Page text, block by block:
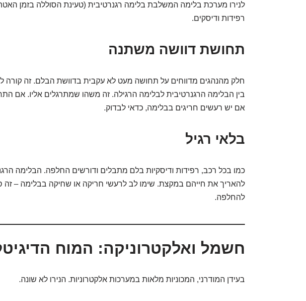
לנירו מערכת בלימה המשלבת בלימה רגנרטיבית (טעינת הסוללה בזמן
רפידות ודיסקים.
תחושת דוושה משתנה
חלק מהנהגים מדווחים על תחושה מעט לא עקבית בדוושת הבלם. זה קורה
בין הבלימה הרגנרטיבית לבלימה הרגילה. זה משהו שמתרגלים אליו. אם
אם יש רעשים חריגים בבלימה, כדאי לבדוק.
בלאי רגיל
כמו בכל רכב, רפידות ודיסקיות בלם מתבלים ודורשים החלפה. הבלימה
להאריך את חייהם במקצת. שימו לב לרעשי חריקה או שחיקה בבלימה – זה
להחלפה.
חשמל ואלקטרוניקה: המוח
בעידן המודרני, המכוניות מלאות במערכות אלקטרוניות. הנירו לא שונה.